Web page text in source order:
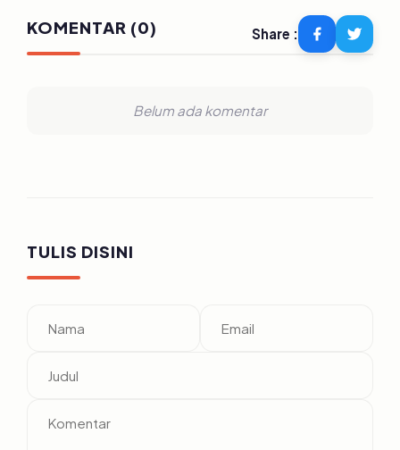
KOMENTAR (0) Share :
Belum ada komentar
TULIS DISINI